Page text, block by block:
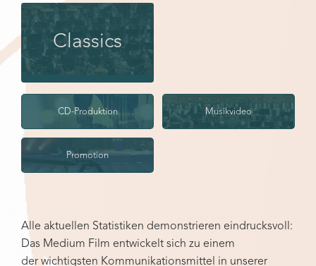
Classics
CD-Produktion Musikvideo
Promotion
Alle aktuellen Statistiken demonstrieren eindrucksvoll:
Das Medium Film entwickelt sich zu einem
der wichtigsten Kommunikationsmittel in unserer